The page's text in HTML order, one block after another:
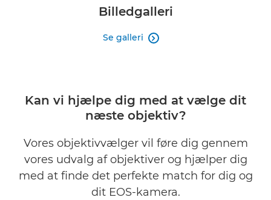
Billedgalleri
Se galleri 
Kan vi hjælpe dig med at vælge dit
næste objektiv?
Vores objektivvælger vil føre dig gennem
vores udvalg af objektiver og hjælper dig
med at finde det perfekte match for dig og
dit EOS-kamera.